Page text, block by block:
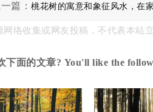
一篇：桃花树的寓意和象征风水，在
意
网络收集或网友投稿，不代表本站
下面的文章? You'll like the